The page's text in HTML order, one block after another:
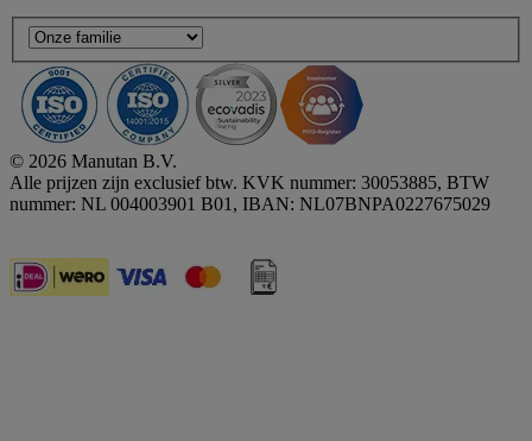
© 2026 Manutan B.V.
Alle prijzen zijn exclusief btw. KVK nummer: 30053885, BTW
nummer: NL 004003901 B01, IBAN: NL07BNPA0227675029